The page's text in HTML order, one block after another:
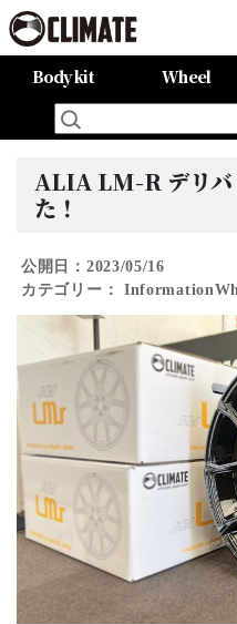
Body kit
All Items
80HARRIER-Balena-
MAZDA CX-8 -Balena-
MAZDA CX-5 -Balena-
LAND CRUISER 150PRADO
LAND CRUISER 200
60HARRIER(Late Term)
60HARRIER(First Term)
50PRIUS
LEXUS NX300 F-SPORT
LEXUS LX570
Wheel
All Items
CARGO PRO/カーゴプロ
GAISEN/凱旋
HOUOH/鳳凰
DEVGRU
ALIA LM-r
ALIA M-5
ALIA S-5
SWATT
BurjAL【Forged】
TEJAS【Forged】
ALIA LM-R デリバ
た！
公開日：2023/05/16
カテゴリー：
Information